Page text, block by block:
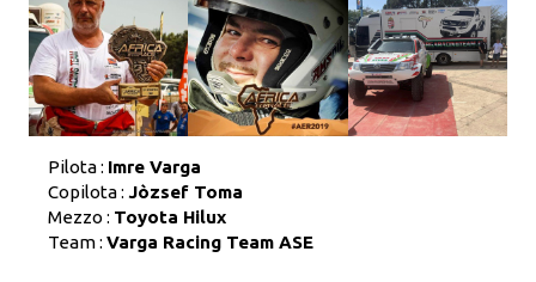
Pilota : Imre Varga
Copilota : Jòzsef Toma
Mezzo : Toyota Hilux
Team : Varga Racing Team ASE